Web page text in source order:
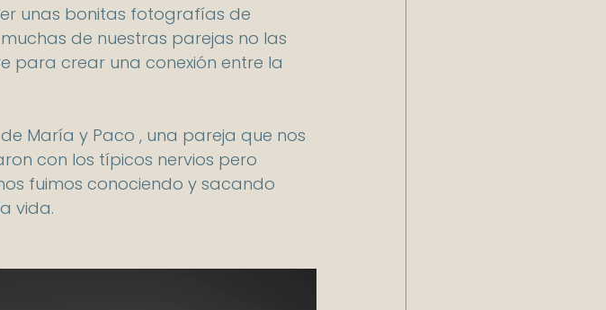
unas bonitas fotografías de
de nuestras parejas no las
para crear una conexión entre la
María y Paco , una pareja que nos
con los típicos nervios pero
fuimos conociendo y sacando
vida.